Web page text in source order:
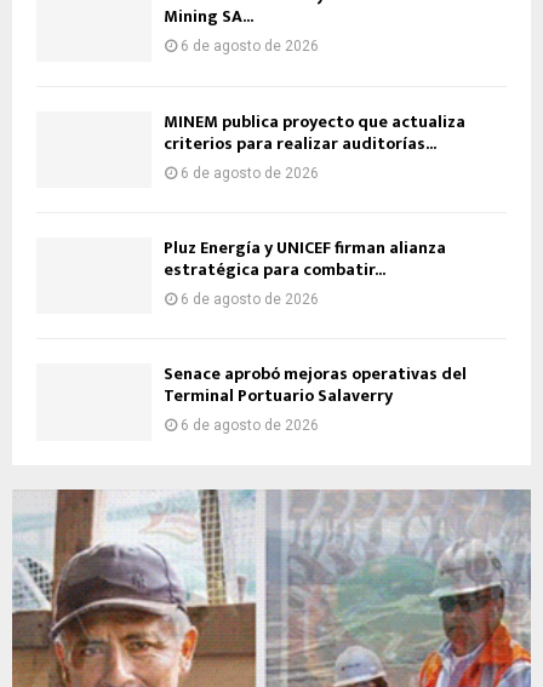
Mining SA...
6 de agosto de 2026
MINEM publica proyecto que actualiza
criterios para realizar auditorías...
6 de agosto de 2026
Pluz Energía y UNICEF firman alianza
estratégica para combatir...
6 de agosto de 2026
Senace aprobó mejoras operativas del
Terminal Portuario Salaverry
6 de agosto de 2026